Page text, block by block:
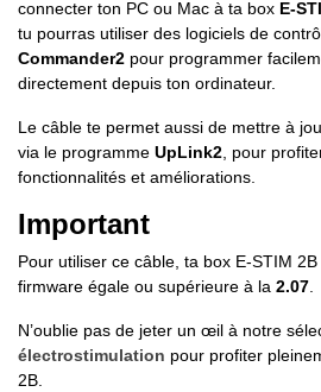
connecter ton PC ou Mac à ta box E-
tu pourras utiliser des logiciels de
Commander2 pour programmer
directement depuis ton ordinateur.
Le câble te permet aussi de mettre à
via le programme UpLink2 , pour
fonctionnalités et améliorations.
Important
Pour utiliser ce câble, ta box E-STIM
firmware égale ou supérieure à la 2.07
N’oublie pas de jeter un œil à notre
électrostimulation pour profiter
2B.